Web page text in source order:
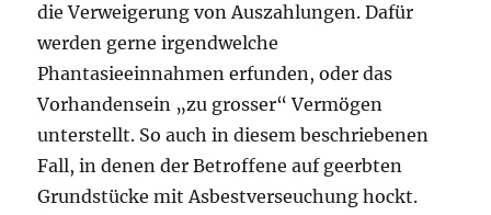
die Verweigerung von Auszahlungen. Dafür
werden gerne irgendwelche
Phantasieeinnahmen erfunden, oder das
Vorhandensein „zu grosser“ Vermögen
unterstellt. So auch in diesem beschriebenen
Fall, in denen der Betroffene auf geerbten
Grundstücke mit Asbestverseuchung hockt.